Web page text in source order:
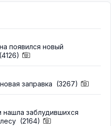
появился новый
(4126)
заправка (3267)
заблудившихся
(2164)